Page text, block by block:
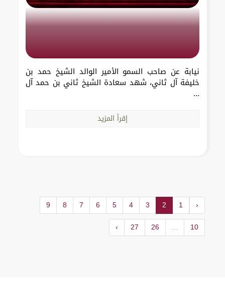
نيابة عن صاحب السمو الأمير الوالد الشيخ حمد بن
خليفة آل ثاني، شهد سعادة الشيخ ثاني بن حمد آل
...
إقرأ المزيد
‹
1
2
3
4
5
6
7
8
9
10
...
26
27
›